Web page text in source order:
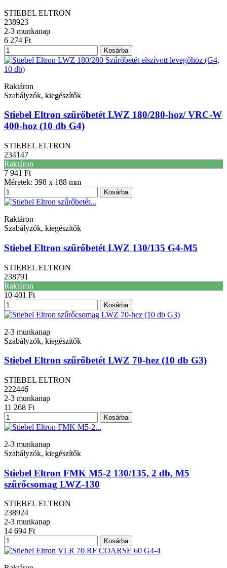
STIEBEL ELTRON
238923
2-3 munkanap
6 274 Ft
Kosárba
Raktáron
Szabályzók, kiegészítők
Stiebel Eltron szűrőbetét LWZ 180/280-hoz/ VRC-W
400-hoz (10 db G4)
STIEBEL ELTRON
234147
Raktáron
7 941 Ft
Méretek: 398 x 188 mm
Kosárba
Raktáron
Szabályzók, kiegészítők
Stiebel Eltron szűrőbetét LWZ 130/135 G4-M5
STIEBEL ELTRON
238791
Raktáron
10 401 Ft
Kosárba
2-3 munkanap
Szabályzók, kiegészítők
Stiebel Eltron szűrőbetét LWZ 70-hez (10 db G3)
STIEBEL ELTRON
222446
2-3 munkanap
11 268 Ft
Kosárba
2-3 munkanap
Szabályzók, kiegészítők
Stiebel Eltron FMK M5-2 130/135, 2 db, M5
szűrőcsomag LWZ-130
STIEBEL ELTRON
238924
2-3 munkanap
14 694 Ft
Kosárba